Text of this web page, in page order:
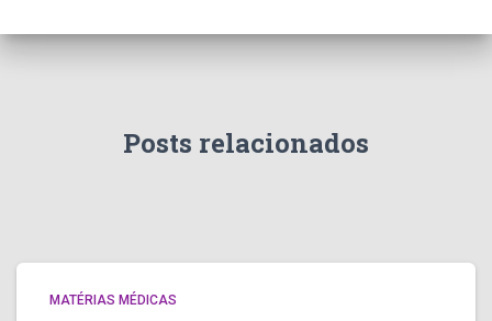
Posts relacionados
MATÉRIAS MÉDICAS